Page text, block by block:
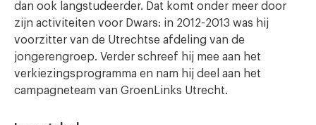
dan ook langstudeerder. Dat komt onder meer door
zijn activiteiten voor Dwars: in 2012-2013 was hij
voorzitter van de Utrechtse afdeling van de
jongerengroep. Verder schreef hij mee aan het
verkiezingsprogramma en nam hij deel aan het
campagneteam van GroenLinks Utrecht.